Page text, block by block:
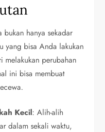
bukan hanya sekadar
yang bisa Anda lakukan
melakukan perubahan
ini bisa membuat
Kecil: Alih-alih
dalam sekali waktu,